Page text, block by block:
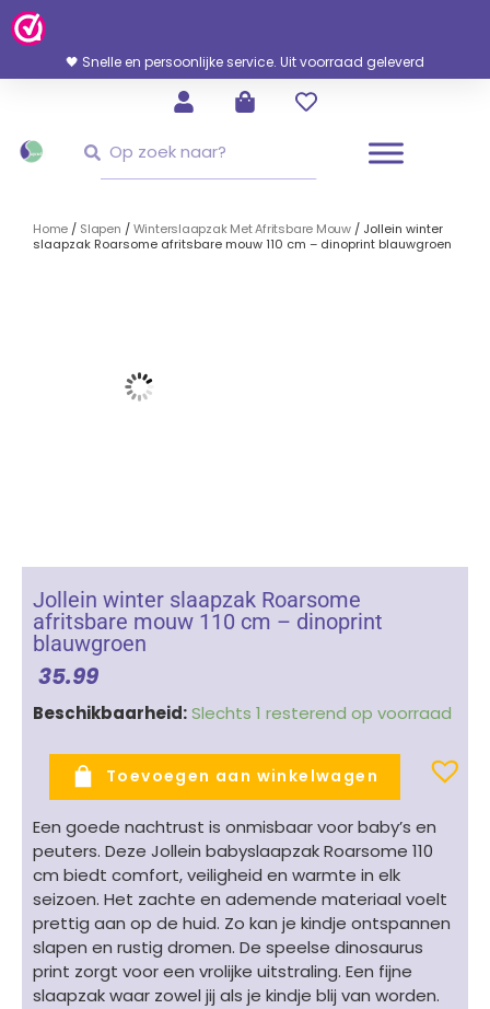
Ga
Naar
Inhoud
🖤 Snelle en persoonlijke service. Uit voorraad geleverd
Home / Slapen /Winterslaapzak Met Afritsbare Mouw/ Jollein winter
slaapzak Roarsome afritsbare mouw 110 cm – dinoprint blauwgroen
Jollein winter slaapzak Roarsome
afritsbare mouw 110 cm – dinoprint
blauwgroen
35.99
Beschikbaarheid:Slechts 1 resterend op voorraad
Jollein
slaapzak
Roarsome
mouw
110
cm
-
dinoprint
blauwgroen
aantal
Toevoegen aan winkelwagen
Een goede nachtrust is onmisbaar voor baby’s en
peuters. Deze Jollein babyslaapzak Roarsome 110
cm biedt comfort, veiligheid en warmte in elk
seizoen. Het zachte en ademende materiaal voelt
prettig aan op de huid. Zo kan je kindje ontspannen
slapen en rustig dromen. De speelse dinosaurus
print zorgt voor een vrolijke uitstraling. Een fijne
slaapzak waar zowel jij als je kindje blij van worden.